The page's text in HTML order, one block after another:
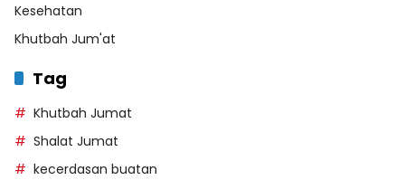
Kesehatan
Khutbah Jum'at
Tag
Khutbah Jumat
Shalat Jumat
kecerdasan buatan